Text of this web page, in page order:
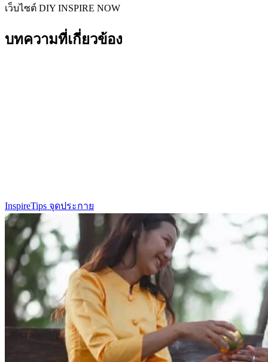
เว็บไซต์ DIY INSPIRE NOW
บทความที่เกี่ยวข้อง
InspireTips จุดประกาย